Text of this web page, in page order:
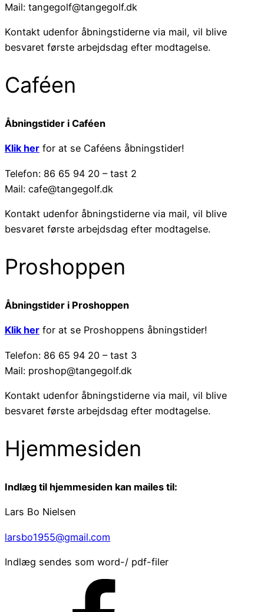
Mail: tangegolf@tangegolf.dk
Kontakt udenfor åbningstiderne via mail, vil blive
besvaret første arbejdsdag efter modtagelse.
Caféen
Åbningstider i Caféen
Klik her for at se Caféens åbningstider!
Telefon: 86 65 94 20 – tast 2
Mail: cafe@tangegolf.dk
Kontakt udenfor åbningstiderne via mail, vil blive
besvaret første arbejdsdag efter modtagelse.
Proshoppen
Åbningstider i Proshoppen
Klik her for at se Proshoppens åbningstider!
Telefon: 86 65 94 20 – tast 3
Mail: proshop@tangegolf.dk
Kontakt udenfor åbningstiderne via mail, vil blive
besvaret første arbejdsdag efter modtagelse.
Hjemmesiden
Indlæg til hjemmesiden kan mailes til:
Lars Bo Nielsen
larsbo1955@gmail.com
Indlæg sendes som word-/ pdf-filer